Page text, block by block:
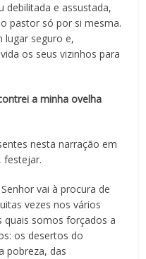
debilitada e assustada,
pastor só por si mesma.
lugar seguro e,
os seus vizinhos para
a minha ovelha
nesta narração em
festejar.
vai à procura de
vezes nos vários
quais somos forçados a
os desertos do
pobreza, das